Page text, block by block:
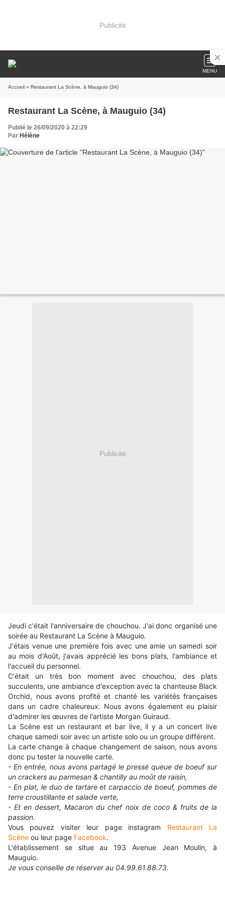
Publicité
MENU
Accueil » Restaurant La Scène, à Mauguio (34)
Restaurant La Scène, à Mauguio (34)
Publié le 26/09/2020 à 22:29
Par Hélène
Publicité
Jeudi c'était l'anniversaire de chouchou. J'ai donc organisé une
soirée au Restaurant La Scène à Mauguio.
J'étais venue une première fois avec une amie un samedi soir
au mois d'Août, j'avais apprécié les bons plats, l'ambiance et
l'accueil du personnel.
C'était un très bon moment avec chouchou, des plats
succulents, une ambiance d'exception avec la chanteuse Black
Orchid, nous avons profité et chanté les variétés françaises
dans un cadre chaleureux. Nous avons également eu plaisir
d'admirer les œuvres de l'artiste Morgan Guiraud.
La Scène est un restaurant et bar live, il y a un concert live
chaque samedi soir avec un artiste solo ou un groupe différent.
La carte change à chaque changement de saison, nous avons
donc pu tester la nouvelle carte.
- En entrée, nous avons partagé le pressé queue de boeuf sur
un crackers au parmesan & chantilly au moût de raisin,
- En plat, le duo de tartare et carpaccio de boeuf, pommes de
terre croustillante et salade verte,
- Et en dessert, Macaron du chef noix de coco & fruits de la
passion.
Vous pouvez visiter leur page instagram Restaurant La
Scène ou leur page Facebook.
L'établissement se situe au 193 Avenue Jean Moulin, à
Mauguio.
Je vous conseille de réserver au 04.99.61.88.73.